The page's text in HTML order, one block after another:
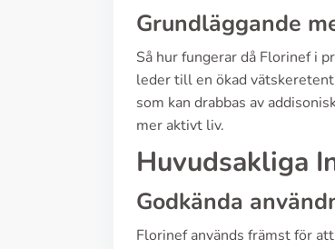
Grundläggande
Så hur fungerar då Florinef i
leder till en ökad
som kan drabbas av
mer aktivt liv.
Huvudsakliga
Godkända
Florinef används främst för